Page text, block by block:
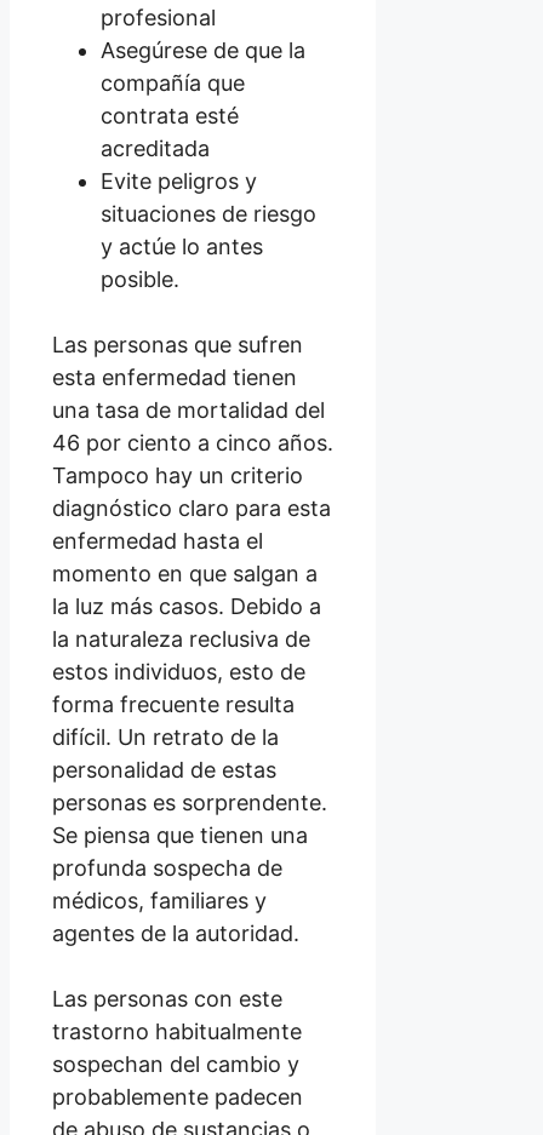
profesional
Asegúrese de que la
compañía que
contrata esté
acreditada
Evite peligros y
situaciones de riesgo
y actúe lo antes
posible.
Las personas que sufren
esta enfermedad tienen
una tasa de mortalidad del
46 por ciento a cinco años.
Tampoco hay un criterio
diagnóstico claro para esta
enfermedad hasta el
momento en que salgan a
la luz más casos. Debido a
la naturaleza reclusiva de
estos individuos, esto de
forma frecuente resulta
difícil. Un retrato de la
personalidad de estas
personas es sorprendente.
Se piensa que tienen una
profunda sospecha de
médicos, familiares y
agentes de la autoridad.
Las personas con este
trastorno habitualmente
sospechan del cambio y
probablemente padecen
de abuso de sustancias o